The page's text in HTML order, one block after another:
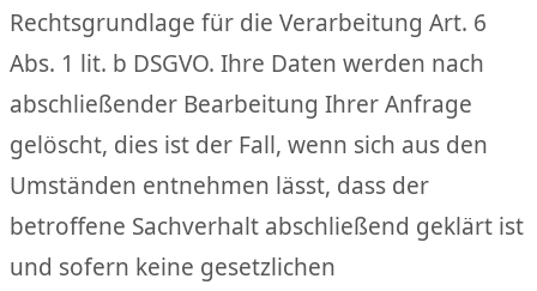
Rechtsgrundlage für die Verarbeitung Art. 6
Abs. 1 lit. b DSGVO. Ihre Daten werden nach
abschließender Bearbeitung Ihrer Anfrage
gelöscht, dies ist der Fall, wenn sich aus den
Umständen entnehmen lässt, dass der
betroffene Sachverhalt abschließend geklärt ist
und sofern keine gesetzlichen